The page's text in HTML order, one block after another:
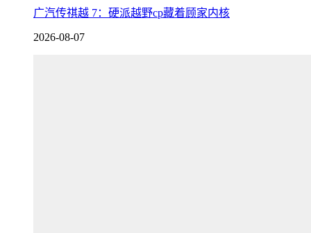
广汽传祺越 7：硬派越野cp藏着顾家内核
2026-08-07